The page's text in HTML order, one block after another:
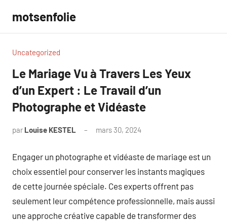
contenu
motsenfolie
Uncategorized
Le Mariage Vu à Travers Les Yeux
d’un Expert : Le Travail d’un
Photographe et Vidéaste
par Louise KESTEL mars 30, 2024
Engager un photographe et vidéaste de mariage est un
choix essentiel pour conserver les instants magiques
de cette journée spéciale. Ces experts offrent pas
seulement leur compétence professionnelle, mais aussi
une approche créative capable de transformer des